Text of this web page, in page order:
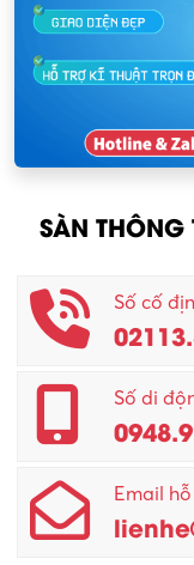
Nhân sự
Nhân viên kinh
Nhân viên thu
Nhân viên CSKH
Phục vụ khác
Promotion Girl
Quản lý – Giám
Quản lý chất
Quản lý sản
Quản trị kinh
KCN Lập Thạch I
KCN Sông Lô I
KCN Tam
SÀN
Số cố
Số di
Email